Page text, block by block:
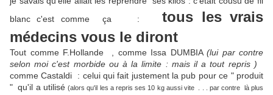
blanc c'est comme ça :
tous les vrais
médecins vous le diront
Tout comme F.Hollande , comme Issa DUMBIA (lui par contre
selon moi c'est morbide ou à la limite : mais il a tout repris )
comme Castaldi : celui qui fait justement la pub pour ce " produit
" qu'il a utilisé(alors qu'il les a repris ses 10 kg aussi vite . . . par contre là plus